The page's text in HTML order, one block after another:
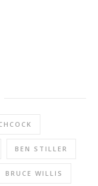
BEN STILLER
BRUCE WILLIS